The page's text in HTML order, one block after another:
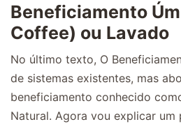
Beneficiamento
Coffee) ou Lavado
No último texto, O
de sistemas existentes, mas
beneficiamento conhecido
Natural. Agora vou explicar um